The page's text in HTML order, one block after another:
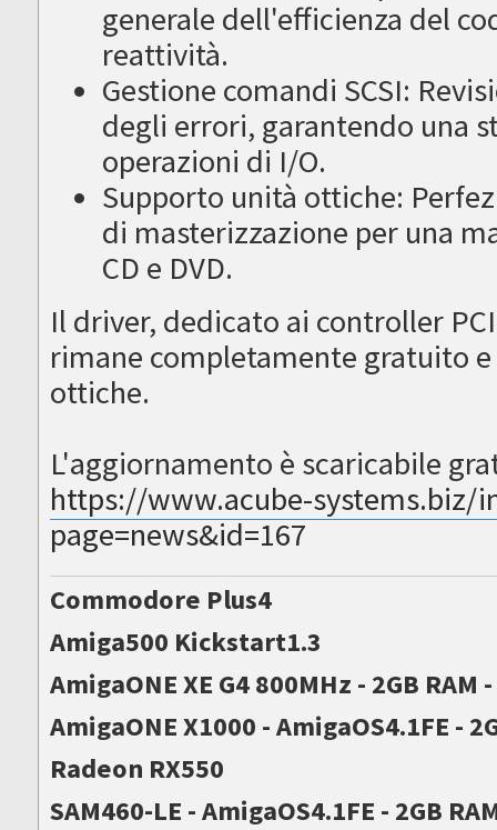
generale dell'efficienza del
reattività.
Gestione comandi SCSI:
degli errori, garantendo una
operazioni di I/O.
Supporto unità ottiche:
di masterizzazione per una
CD e DVD.
Il driver, dedicato ai controller
rimane completamente gratuito e
ottiche.
L'aggiornamento è scaricabile
https://www.acube-systems.biz/
page=news&id=167
Commodore Plus4
Amiga500 Kickstart1.3
AmigaONE XE G4 800MHz - 2GB
AmigaONE X1000 - AmigaOS4.1FE -
Radeon RX550
SAM460-LE - AmigaOS4.1FE - 2GB